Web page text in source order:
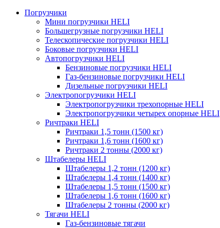
Погрузчики
Мини погрузчики HELI
Большегрузные погрузчики HELI
Телескопические погрузчики HELI
Боковые погрузчики HELI
Автопогрузчики HELI
Бензиновые погрузчики HELI
Газ-бензиновые погрузчики HELI
Дизельные погрузчики HELI
Электропогрузчики HELI
Электропогрузчики трехопорные HELI
Электропогрузчики четырех опорные HELI
Ричтраки HELI
Ричтраки 1,5 тонн (1500 кг)
Ричтраки 1,6 тонн (1600 кг)
Ричтраки 2 тонны (2000 кг)
Штабелеры HELI
Штабелеры 1,2 тонн (1200 кг)
Штабелеры 1,4 тонн (1400 кг)
Штабелеры 1,5 тонн (1500 кг)
Штабелеры 1,6 тонн (1600 кг)
Штабелеры 2 тонны (2000 кг)
Тягачи HELI
Газ-бензиновые тягачи